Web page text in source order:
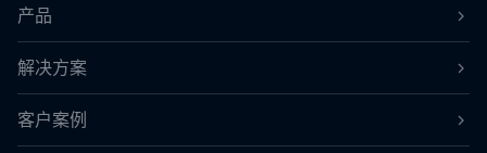
产品
解决方案
客户案例